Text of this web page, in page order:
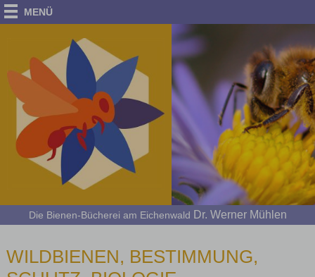
MENÜ
Die Bienen-Bücherei am Eichenwald Dr. Werner Mühlen
WILDBIENEN, BESTIMMUNG,